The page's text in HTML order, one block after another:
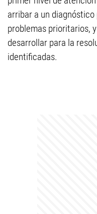
arribar a un
problemas prioritarios,
desarrollar para la
identificadas.